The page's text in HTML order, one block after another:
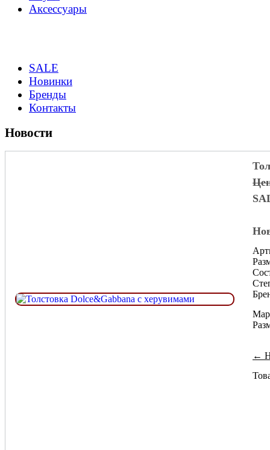
Аксессуары
SALE
Новинки
Бренды
Контакты
Новости
←